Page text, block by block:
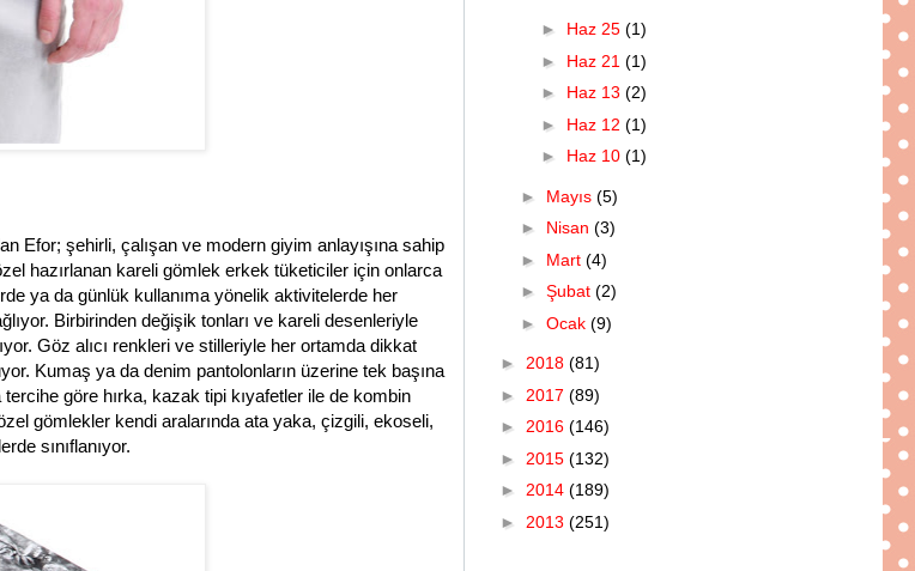
Efor; şehirli, çalışan ve modern giyim anlayışına sahip
hazırlanan kareli gömlek erkek tüketiciler için onlarca
ya da günlük kullanıma yönelik aktivitelerde her
Birbirinden değişik tonları ve kareli desenleriyle
Göz alıcı renkleri ve stilleriyle her ortamda dikkat
Kumaş ya da denim pantolonların üzerine tek başına
göre hırka, kazak tipi kıyafetler ile de kombin
gömlekler kendi aralarında ata yaka, çizgili, ekoseli,
sınıflanıyor.
► Haz 25 (1)
► Haz 21 (1)
► Haz 13 (2)
► Haz 12 (1)
► Haz 10 (1)
► Mayıs (5)
► Nisan (3)
► Mart (4)
► Şubat (2)
► Ocak (9)
► 2018 (81)
► 2017 (89)
► 2016 (146)
► 2015 (132)
► 2014 (189)
► 2013 (251)